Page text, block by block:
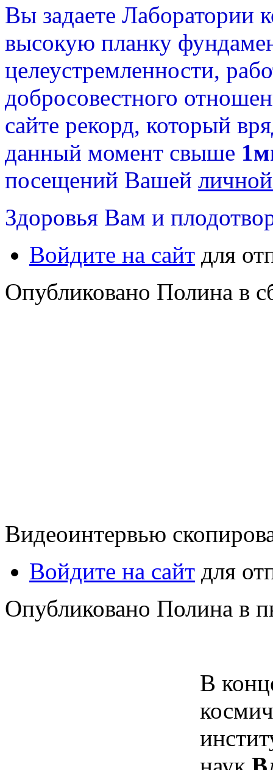
Вы задаете Лаборатории
высокую планку
целеустремленности,
добросовестного
сайте рекорд, который
данный момент свыше
посещений Вашей
Здоровья Вам и
Войдите на сайт для
Опубликовано Полина в
Видеоинтервью
Войдите на сайт для
Опубликовано Полина в
В